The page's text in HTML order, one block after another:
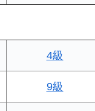
4級
9級